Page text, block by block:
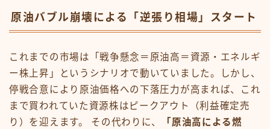
原油バブル崩壊による「逆張り相場」スタート
これまでの市場は「戦争懸念＝原油高＝資源・エネルギ
ー株上昇」というシナリオで動いていました。しかし、
停戦合意により原油価格への下落圧力が高まれば、これ
まで買われていた資源株はピークアウト（利益確定売
り）を迎えます。 その代わりに、
「原油高による燃